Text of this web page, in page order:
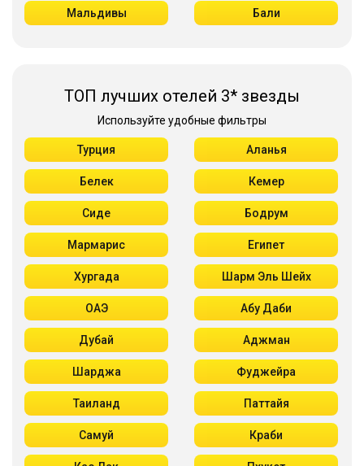
Мальдивы Бали
ТОП лучших отелей 3* звезды
Используйте удобные фильтры
Турция Аланья
Белек Кемер
Сиде Бодрум
Мармарис Египет
Хургада Шарм Эль Шейх
ОАЭ Абу Даби
Дубай Аджман
Шарджа Фуджейра
Таиланд Паттайя
Самуй Краби